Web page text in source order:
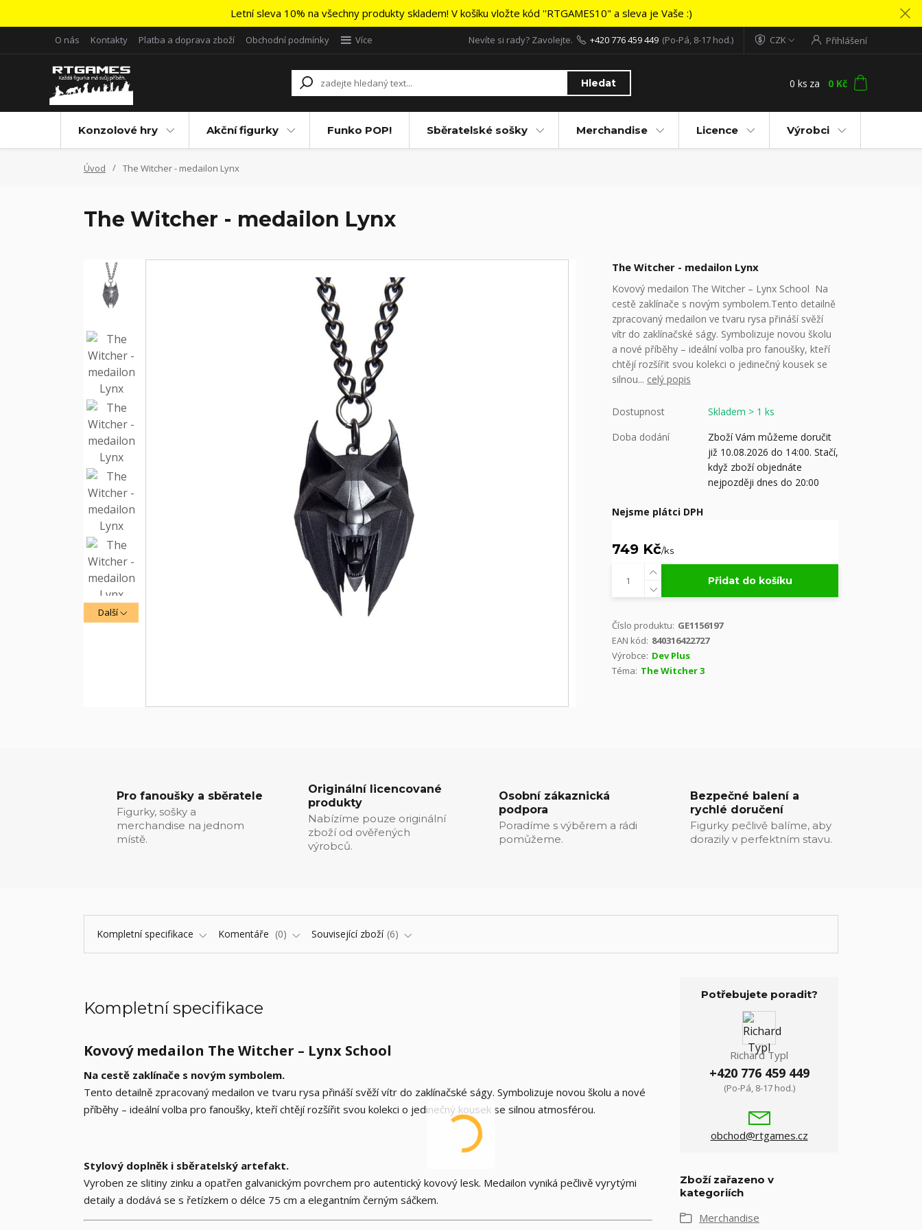
Letní sleva 10% na všechny produkty skladem! V košíku vložte kód ''RTGAMES10" a sleva je Vaše :)
O nás Kontakty Platba a doprava zboží Obchodní podmínky Více CZK Přihlášení
Hledat
Nevíte si rady? Zavolejte. +420 776 459 449 (Po-Pá, 8-17 hod.)
0 ks za 0 Kč
Konzolové hry Akční figurky Funko POP! Sběratelské sošky Merchandise Licence Výrobci
Úvod The Witcher - medailon Lynx
The Witcher - medailon Lynx
Další
The Witcher - medailon Lynx
Kovový medailon The Witcher – Lynx School Na
cestě zaklínače s novým symbolem.Tento detailně
zpracovaný medailon ve tvaru rysa přináší svěží
vítr do zaklínačské ságy. Symbolizuje novou školu
a nové příběhy – ideální volba pro fanoušky, kteří
chtějí rozšířit svou kolekci o jedinečný kousek se
silnou... celý popis
Dostupnost
Skladem > 1 ks
Doba dodání
Zboží Vám můžeme doručit
již 10.08.2026 do 14:00. Stačí,
když zboží objednáte
nejpozději dnes do 20:00
Nejsme plátci DPH
749 Kč/ks
Přidat do košíku
Číslo produktu: GE1156197
EAN kód: 840316422727
Výrobce: Dev Plus
Téma: The Witcher 3
Pro fanoušky a sběratele
Figurky, sošky a
merchandise na jednom
místě.
Originální licencované
produkty
Nabízíme pouze originální
zboží od ověřených
výrobců.
Osobní zákaznická
podpora
Poradíme s výběrem a rádi
pomůžeme.
Bezpečné balení a
rychlé doručení
Figurky pečlivě balíme, aby
dorazily v perfektním stavu.
Kompletní specifikace Komentáře 0 Související zboží 6
Kompletní specifikace
Kovový medailon The Witcher – Lynx School
Na cestě zaklínače s novým symbolem.
Tento detailně zpracovaný medailon ve tvaru rysa přináší svěží vítr do zaklínačské ságy. Symbolizuje novou školu a nové
příběhy – ideální volba pro fanoušky, kteří chtějí rozšířit svou kolekci o jedinečný kousek se silnou atmosférou.
Stylový doplněk i sběratelský artefakt.
Vyroben ze slitiny zinku a opatřen galvanickým povrchem pro autentický kovový lesk. Medailon vyniká pečlivě vyrytými
detaily a dodává se s řetízkem o délce 75 cm a elegantním černým sáčkem.
Potřebujete poradit?
Richard Typl
+420 776 459 449
(Po-Pá, 8-17 hod.)
obchod@rtgames.cz
Zboží zařazeno v
kategoriích
Merchandise